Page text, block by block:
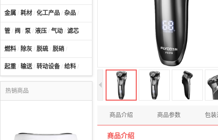
金属 / 耗材 / 化工产品 / 杂品 /
管 / 阀 / 泵 / 液压 / 气动 / 滤芯
燃料 / 除灰 / 脱硫 / 脱硝 /
起重 / 输送/ 转动设备 / 给料 /
热销商品
商品介绍 商品参数 包装
商品介绍